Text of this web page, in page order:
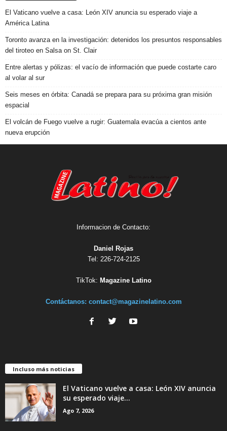
El Vaticano vuelve a casa: León XIV anuncia su esperado viaje a
América Latina
Toronto avanza en la investigación: detenidos los presuntos responsables
del tiroteo en Salsa on St. Clair
Entre alertas y pólizas: el vacío de información que puede costarte caro
al volar al sur
Seis meses en órbita: Canadá se prepara para su próxima gran misión
espacial
El volcán de Fuego vuelve a rugir: Guatemala evacúa a cientos ante
nueva erupción
Informacion de Contacto:
Daniel Rojas
Tel: 226-724-2125
TikTok: Magazine Latino
Contáctanos: contact@magazinelatino.com
Incluso más noticias
El Vaticano vuelve a casa: León XIV anuncia
su esperado viaje...
Ago 7, 2026